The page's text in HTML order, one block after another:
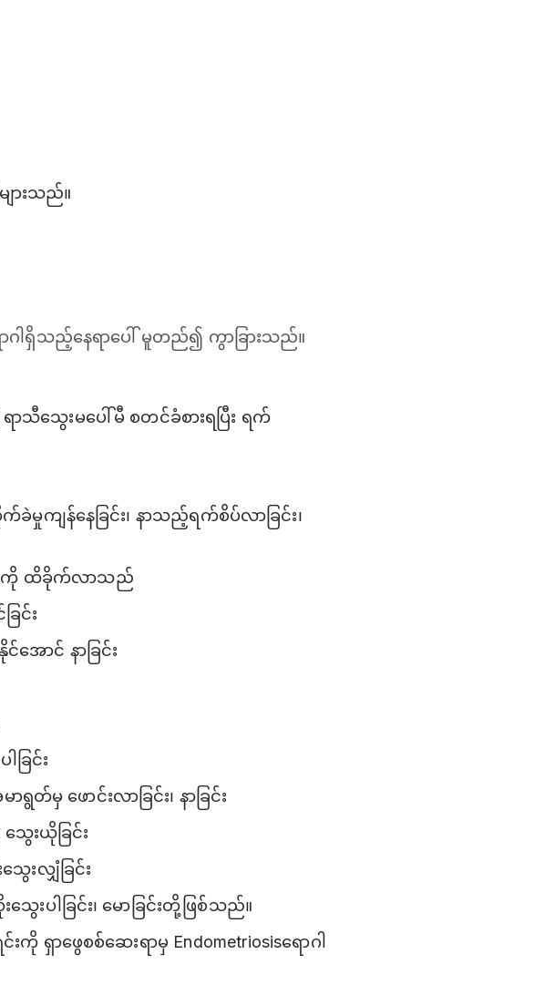
ျားသည်။
ါရှိသည့်နေရာပေါ် မူတည်၍ ကွာခြားသည်။
သီသွေးမပေါ်မီ စတင်ခံစားရပြီး ရက်
မှုကျန်နေခြင်း၊ နာသည့်ရက်စိပ်လာခြင်း၊
ဘဝကို ထိခိုက်လာသည်
င်း
ောင် နာခြင်း
ခြင်း
မှ ဖောင်းလာခြင်း၊ နာခြင်း
ေးယိုခြင်း
ေးလျှံခြင်း
းပါခြင်း၊ မောခြင်းတို့ဖြစ်သည်။
ရှာဖွေစစ်ဆေးရာမှ Endometriosisရောဂါ